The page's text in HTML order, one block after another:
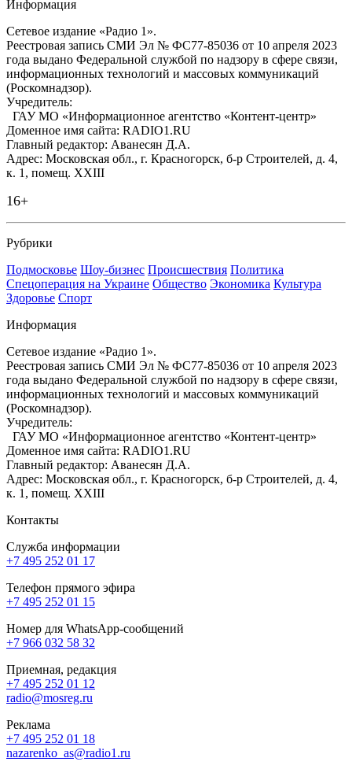
Информация
Сетевое издание «Радио 1».
Реестровая запись СМИ Эл № ФС77-85036 от 10 апреля 2023
года выдано Федеральной службой по надзору в сфере связи,
информационных технологий и массовых коммуникаций
(Роскомнадзор).
Учредитель:
ГАУ МО «Информационное агентство «Контент-центр»
Доменное имя сайта: RADIO1.RU
Главный редактор: Аванесян Д.А.
Адрес: Московская обл., г. Красногорск, б-р Строителей, д. 4,
к. 1, помещ. XXIII
16+
Рубрики
Подмосковье Шоу-бизнес Происшествия Политика
Спецоперация на Украине Общество Экономика Культура
Здоровье Спорт
Информация
Сетевое издание «Радио 1».
Реестровая запись СМИ Эл № ФС77-85036 от 10 апреля 2023
года выдано Федеральной службой по надзору в сфере связи,
информационных технологий и массовых коммуникаций
(Роскомнадзор).
Учредитель:
ГАУ МО «Информационное агентство «Контент-центр»
Доменное имя сайта: RADIO1.RU
Главный редактор: Аванесян Д.А.
Адрес: Московская обл., г. Красногорск, б-р Строителей, д. 4,
к. 1, помещ. XXIII
Контакты
Служба информации
+7 495 252 01 17
Телефон прямого эфира
+7 495 252 01 15
Номер для WhatsApp-сообщений
+7 966 032 58 32
Приемная, редакция
+7 495 252 01 12
radio@mosreg.ru
Реклама
+7 495 252 01 18
nazarenko_as@radio1.ru